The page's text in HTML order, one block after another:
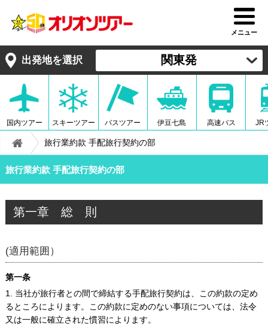
メニュー
出発地を選択 関東発
国内ツアー スキーツアー バスツアー 伊豆七島 高速バス JR
旅行業約款 手配旅行契約の部
旅行業約款 手配旅行契約の部
第一章 総 則
(適用範囲）
第一条
1. 当社が旅行者との間で締結する手配旅行契約は、この約款の定め
るところによります。この約款に定めのない事項については、法令
又は一般に確立された慣習によります。